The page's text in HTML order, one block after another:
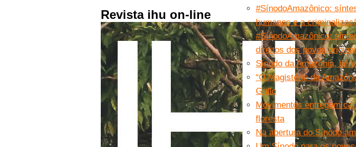
Revista ihu on-line
#SínodoAmazônico:
humanos e a
#SínodoAmazônico:
direitos dos povos
Sínodo da Amazônia,
“O Magistério da
Grillo
Movimentos entregam
floresta
Na abertura do Sínodo